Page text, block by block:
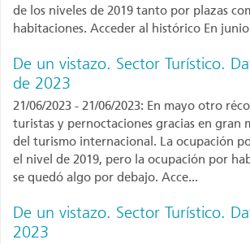
de los niveles de 2019 tanto por plazas
habitaciones. Acceder al histórico En
De un vistazo. Sector Turístico.
de 2023
21/06/2023 - 21/06/2023: En mayo otro
turistas y pernoctaciones gracias en gran
del turismo internacional. La ocupación
el nivel de 2019, pero la ocupación por
se quedó algo por debajo. Acce...
De un vistazo. Sector Turístico.
2023